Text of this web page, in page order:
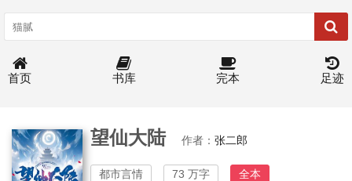
首页 书库 完本 足迹
望仙大陆 作者： 张二郎
都市言情 73 万字 全本